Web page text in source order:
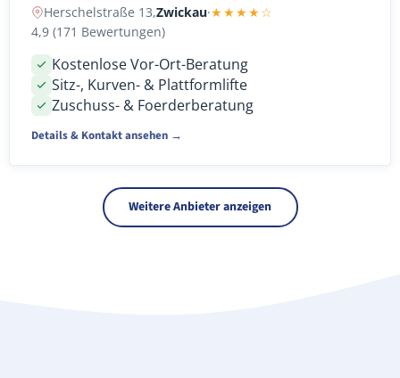
Herschelstraße 13,Zwickau·★★★★☆
4,9 (171 Bewertungen)
Kostenlose Vor-Ort-Beratung
Sitz-, Kurven- & Plattformlifte
Zuschuss- & Foerderberatung
Details & Kontakt ansehen →
Weitere Anbieter anzeigen